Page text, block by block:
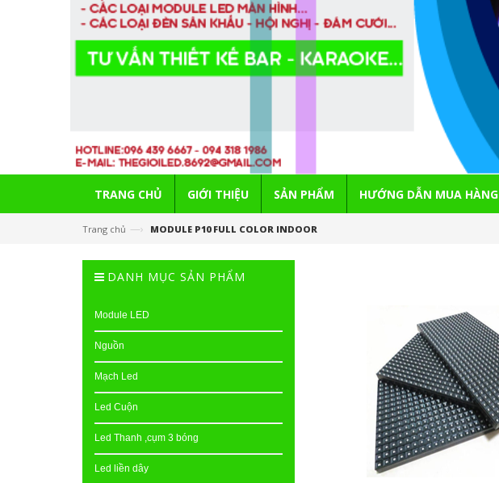
TRANG CHỦ GIỚI THIỆU SẢN PHẨM HƯỚNG DẪN MUA HÀNG
Trang chủ —› MODULE P10 FULL COLOR INDOOR
DANH MỤC SẢN PHẨM
Module LED
Nguồn
Mạch Led
Led Cuộn
Led Thanh ,cụm 3 bóng
Led liền dây